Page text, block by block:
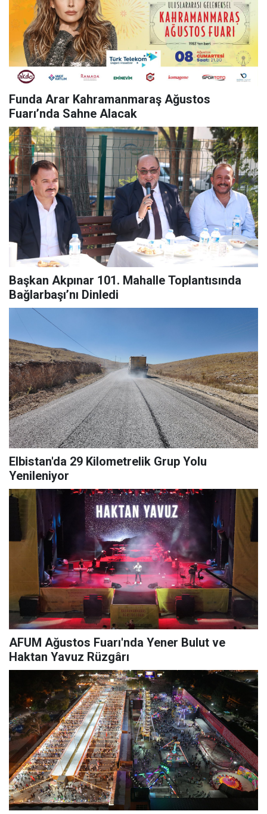
Funda Arar Kahramanmaraş Ağustos
Fuarı’nda Sahne Alacak
Başkan Akpınar 101. Mahalle Toplantısında
Bağlarbaşı’nı Dinledi
Elbistan'da 29 Kilometrelik Grup Yolu
Yenileniyor
AFUM Ağustos Fuarı'nda Yener Bulut ve
Haktan Yavuz Rüzgârı